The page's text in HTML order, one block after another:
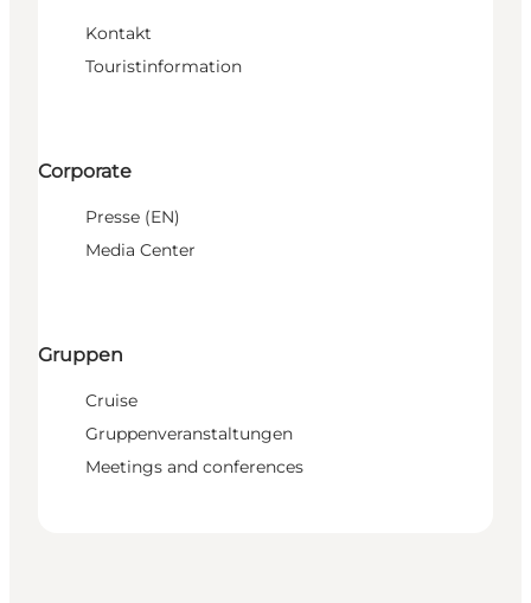
Kontakt
Touristinformation
Corporate
Presse (EN)
Media Center
Gruppen
Cruise
Gruppenveranstaltungen
Meetings and conferences